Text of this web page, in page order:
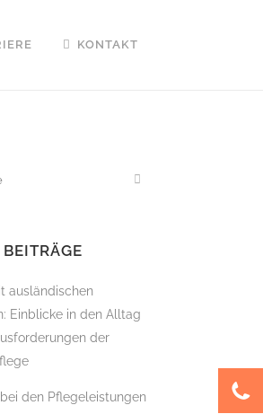
KONTAKT
ausländischen
Einblicke in den Alltag
der
den Pflegeleistungen